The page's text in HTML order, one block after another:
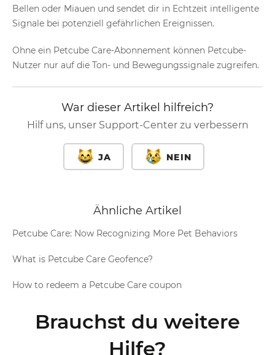
Bellen oder Miauen und sendet dir in Echtzeit intelligente
Signale bei potenziell gefährlichen Ereignissen.
Ohne ein Petcube Care-Abonnement können Petcube-
Nutzer nur auf die Ton- und Bewegungssignale zugreifen.
War dieser Artikel hilfreich?
Hilf uns, unser Support-Center zu verbessern
JA NEIN
Ähnliche Artikel
Petcube Care: Now Recognizing More Pet Behaviors
What is Petcube Care Geofence?
How to redeem a Petcube Care coupon
Brauchst du weitere
Hilfe?